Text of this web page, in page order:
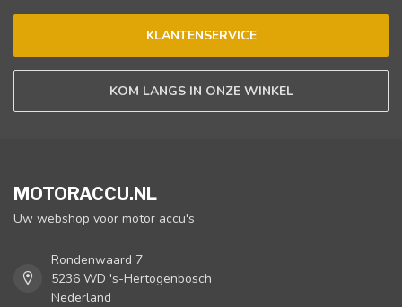
KLANTENSERVICE
KOM LANGS IN ONZE WINKEL
MOTORACCU.NL
Uw webshop voor motor accu's
Rondenwaard 7
5236 WD 's-Hertogenbosch
Nederland